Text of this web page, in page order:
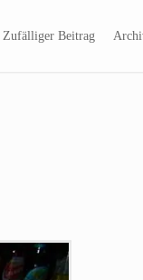
Zufälliger Beitrag